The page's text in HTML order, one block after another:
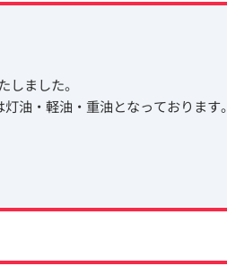
しました。
油・軽油・重油となっております。